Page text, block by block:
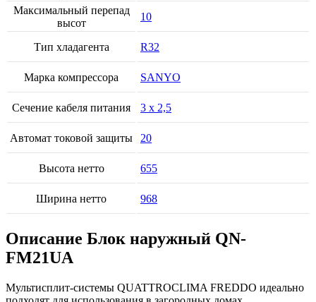
Максимальный перепад
высот
10
Тип хладагента R32
Марка компрессора SANYO
Сечение кабеля питания 3 х 2,5
Автомат токовой защиты 20
Высота нетто 655
Ширина нетто 968
Описание Блок наружный QN-
FM21UA
Мультисплит-системы QUATTROCLIMA FREDDO идеально